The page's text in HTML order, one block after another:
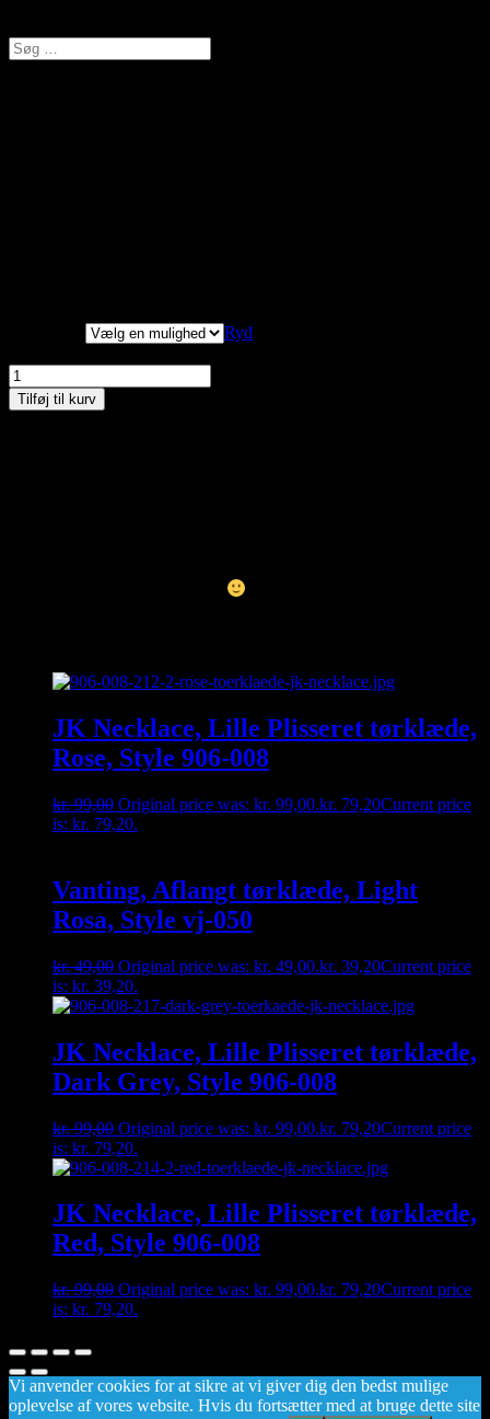
Ryd
Tilføj til kurv
JK Necklace, Lille Plisseret tørklæde,
Rose, Style 906-008
kr.99,00 Original price was: kr. 99,00.kr. 79,20Current price
is: kr. 79,20.
Vanting, Aflangt tørklæde, Light
Rosa, Style vj-050
kr.49,00 Original price was: kr. 49,00.kr. 39,20Current price
is: kr. 39,20.
JK Necklace, Lille Plisseret tørklæde,
Dark Grey, Style 906-008
kr.99,00 Original price was: kr. 99,00.kr. 79,20Current price
is: kr. 79,20.
JK Necklace, Lille Plisseret tørklæde,
Red, Style 906-008
kr.99,00 Original price was: kr. 99,00.kr. 79,20Current price
is: kr. 79,20.
Vi anvender cookies for at sikre at vi giver dig den bedst mulige
oplevelse af vores website. Hvis du fortsætter med at bruge dette site